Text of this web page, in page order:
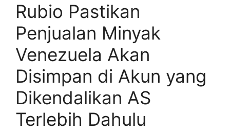
Rubio Pastikan
Penjualan Minyak
Venezuela Akan
Disimpan di Akun yang
Dikendalikan AS
Terlebih Dahulu